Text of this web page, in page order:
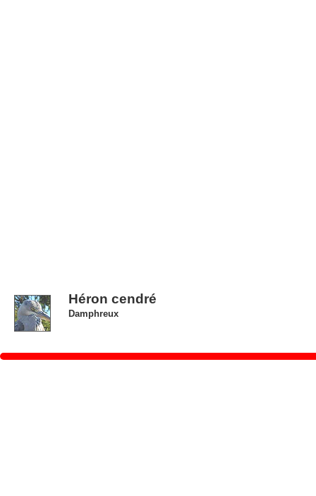
Héron cendré
Damphreux